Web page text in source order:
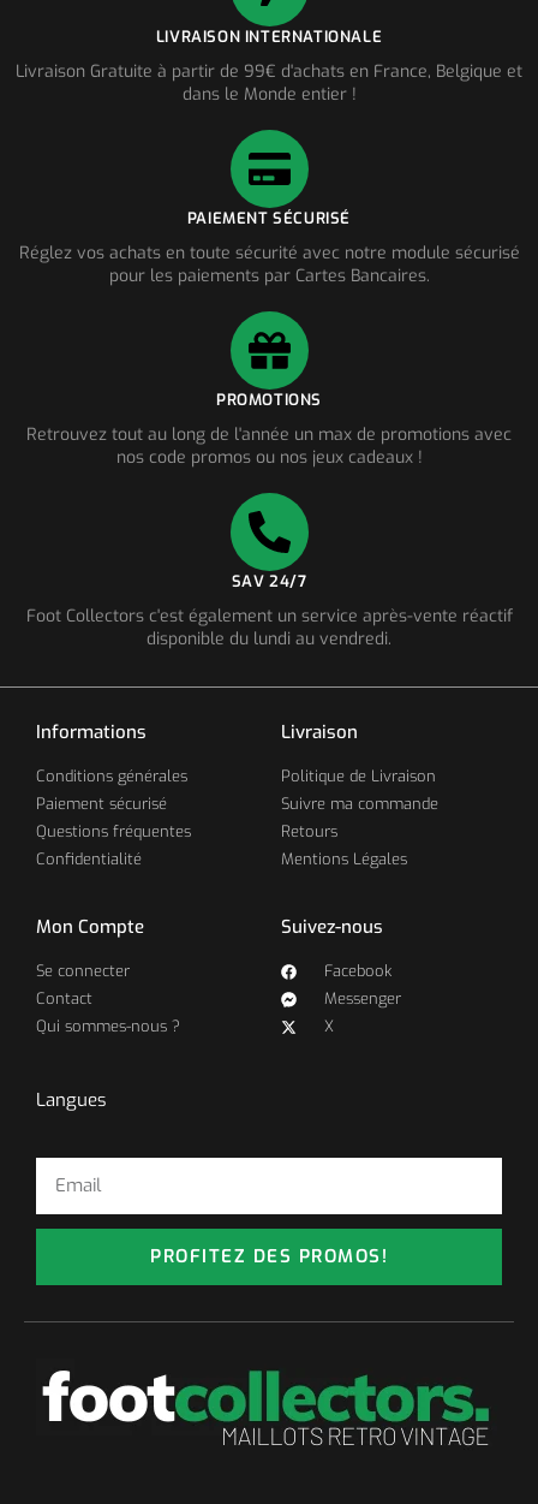
LIVRAISON INTERNATIONALE
Livraison Gratuite à partir de 99€ d'achats en France, Belgique et
dans le Monde entier !
PAIEMENT SÉCURISÉ
Réglez vos achats en toute sécurité avec notre module sécurisé
pour les paiements par Cartes Bancaires.
PROMOTIONS
Retrouvez tout au long de l'année un max de promotions avec
nos code promos ou nos jeux cadeaux !
SAV 24/7
Foot Collectors c'est également un service après-vente réactif
disponible du lundi au vendredi.
Informations
Conditions générales
Paiement sécurisé
Questions fréquentes
Confidentialité
Livraison
Politique de Livraison
Suivre ma commande
Retours
Mentions Légales
Mon Compte
Se connecter
Contact
Qui sommes-nous ?
Suivez-nous
Facebook
Messenger
X
Langues
PROFITEZ DES PROMOS!